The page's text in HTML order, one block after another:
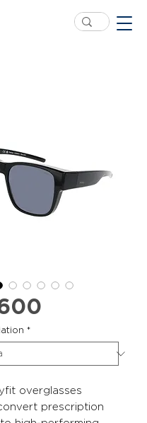
*
overglasses
prescription